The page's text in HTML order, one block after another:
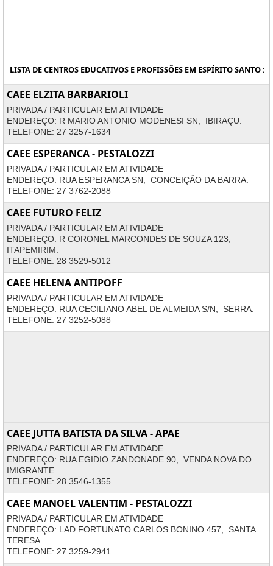
LISTA DE CENTROS EDUCATIVOS E PROFISSÕES EM ESPÍRITO SANTO :
CAEE ELZITA BARBARIOLI
PRIVADA / PARTICULAR EM ATIVIDADE
ENDEREÇO: R MARIO ANTONIO MODENESI SN, IBIRAÇU.
TELEFONE: 27 3257-1634
CAEE ESPERANCA - PESTALOZZI
PRIVADA / PARTICULAR EM ATIVIDADE
ENDEREÇO: RUA ESPERANCA SN, CONCEIÇÃO DA BARRA.
TELEFONE: 27 3762-2088
CAEE FUTURO FELIZ
PRIVADA / PARTICULAR EM ATIVIDADE
ENDEREÇO: R CORONEL MARCONDES DE SOUZA 123,
ITAPEMIRIM.
TELEFONE: 28 3529-5012
CAEE HELENA ANTIPOFF
PRIVADA / PARTICULAR EM ATIVIDADE
ENDEREÇO: RUA CECILIANO ABEL DE ALMEIDA S/N, SERRA.
TELEFONE: 27 3252-5088
CAEE JUTTA BATISTA DA SILVA - APAE
PRIVADA / PARTICULAR EM ATIVIDADE
ENDEREÇO: RUA EGIDIO ZANDONADE 90, VENDA NOVA DO
IMIGRANTE.
TELEFONE: 28 3546-1355
CAEE MANOEL VALENTIM - PESTALOZZI
PRIVADA / PARTICULAR EM ATIVIDADE
ENDEREÇO: LAD FORTUNATO CARLOS BONINO 457, SANTA
TERESA.
TELEFONE: 27 3259-2941